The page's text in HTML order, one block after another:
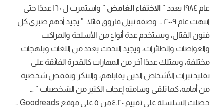
عام ١٩٨٤ بعدد ”
الاختفاء الغامض ”
واستمرت ل ١٦٠ عددًا حتى
انتهت عام ٢٠٠٩ … وصفه نبيل فاروق قائلا: ” يجيد أدهم صبري كل
فنون القتال، ويستخدم عدة أنواع من الأسلحة والمراكب
والغواصات والطائرات، ويجيد التحدث بعدد من اللغات وبلهجات
مختلفة، ويمتلك عددًا آخر من المهارات كالقدرة الفائقة على
تقليد نبرات الأشخاص الذين يقابلهم، والتنكر وتقمص شخصية
من أمامه، كما تلقى وسامته إعجاب الكثير من الشخصيات ” …
حصلت السلسلة على تقييم ٤.٢٠ من ٥ على موقع Goodreads …